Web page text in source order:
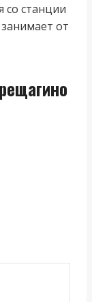
со станции
от